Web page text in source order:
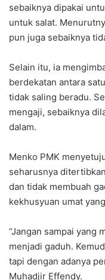
sebaiknya dipakai
untuk salat.
pun juga sebaiknya
Selain itu, ia
berdekatan antara
tidak saling beradu.
mengaji, sebaiknya
dalam.
Menko PMK
seharusnya
dan tidak membuah
kekhusyuan umat
“Jangan sampai yang
menjadi gaduh.
tapi dengan adanya
Muhadjir Effendy.